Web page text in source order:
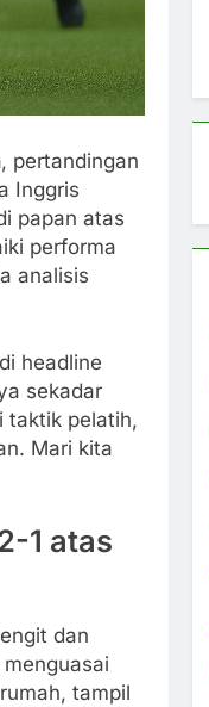
, pertandingan
Inggris
papan atas
performa
analisis
headline
sekadar
taktik pelatih,
Mari kita
1 atas
dan
tampil